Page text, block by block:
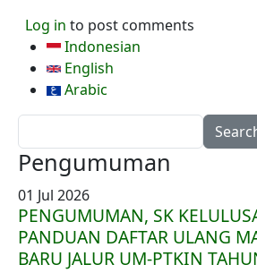
Log in to post comments
Indonesian
English
Arabic
Search
Pengumuman
01 Jul 2026
PENGUMUMAN, SK
PANDUAN DAFTAR ULANG
BARU JALUR UM-PTKIN